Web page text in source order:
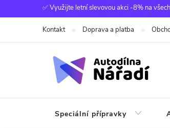
na
✅ Využijte letní slevovou akci -8% na
Kontakt Doprava a platba
Speciální přípravky